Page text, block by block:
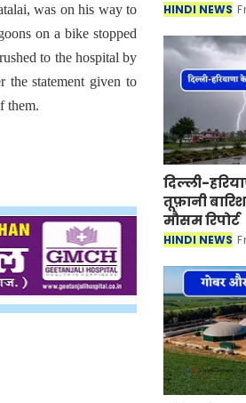
was on his way to
on a bike stopped
to the hospital by
the statement given to
them.
HINDI NEWS
दिल्ली-
तूफ़ानी
मौसम रिपोर्ट
HINDI NEWS